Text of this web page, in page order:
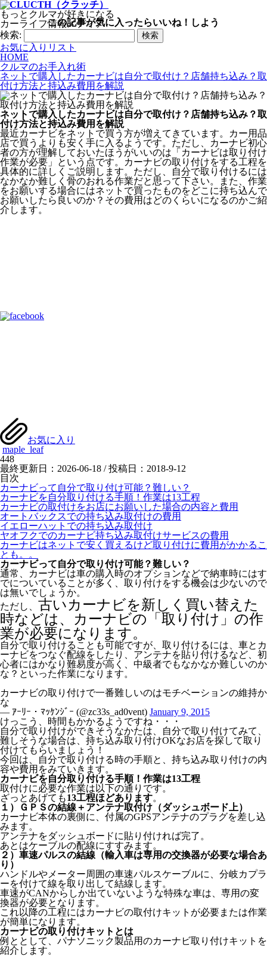
もっとクルマが好きになる
カーライフ情報メディア
検索:
お気に入りリスト
HOME
クルマのお手入れ術
ネットで購入したカーナビは自分で取付け？店舗持ち込み？取
付け方法と持込み費用を解説
ネットで購入したカーナビは自分で取付け？店舗持ち込み？取
付け方法と持込み費用を解説
最近カーナビをネットで買う方が増えてきています。カー用品
店で買うよりも安く手に入るようです。ただし、カーナビ初心
者の方が理解しておいたほうがいいのは「カーナビは取り付け
作業が必要」という点です。カーナビの取り付けをする工程を
具体的に詳しくご説明します。ただし、自分で取り付けるには
なかなか難しく骨のおれる作業だと思って下さい。また、作業
をお願いする場合にはネットで買ったものをどこに持ち込んで
お願いしたら良いのか？その費用はどのくらいになるのかご紹
介します。
お気に入り
maple_leaf
448
最終更新日：2026-06-18 / 投稿日： 2018-9-12
目次
カーナビって自分で取り付け可能？難しい？
カーナビを自分取り付ける手順！作業は13工程
カーナビの取付けをお店にお願いした場合の内容と費用
オートバックスでの持ち込み取付けの費用
イエローハットでの持ち込み取付け
ヤオフクでのカーナビ持ち込み取付けサービスの費用
カーナビはネットで安く買えるけど取り付けに費用がかかるこ
とも。。
カーナビって自分で取り付け可能？難しい？
通常、カーナビは車の購入時のオプションなどで納車時にはす
でについていることが多く、取り付けをする機会は少ないので
は無いでしょうか。
ただし、 古いカーナビを新しく買い替えた
時などは、カーナビの「取り付け」の作
業が必要になります。
自分で取り付けることも可能ですが、取り付けるには、車とカ
ーナビをつなぐ配線をしたり、アンテナを貼り付けるなど、初
心者にはかなり難易度が高く、中級者でもなかなか難しいのか
な？といった作業になります。
カーナビの取り付けで一番難しいのはモチベーションの維持か
な
— ｱｰﾘｰ・ﾏｯｹﾝｼﾞｰ (@zc33s_ad0vent) January 9, 2015
けっこう、時間もかかるようですね・・・
自分で取り付けができそうなかたは、自分で取り付けてみて、
難しそうな場合は、持ち込み取り付けOKなお店を探して取り
付けてもらいましょう！
今回は、自分で取り付ける時の手順と、持ち込み取り付けの内
容や費用をみていきます。
カーナビを自分取り付ける手順！作業は13工程
取付けに必要な作業は以下の通りです。
ざっとあげても13工程ほどあります。
１）ＧＰＳの結線＋アンテナ取付け（ダッシュボード上）
カーナビ本体の裏側に、付属のGPSアンテナのプラグを差し込
みます。
アンテナをダッシュボードに貼り付ければ完了。
あとはケーブルの配線にすすみます。
２）車速パルスの結線（輸入車は専用の交換器が必要な場合あ
り）
ハンドルやメーター周囲の車速パルスケーブルに、分岐カプラ
ーを付けて線を取り出して結線します。
車速がCANからしか出ていないような特殊な車は、専用の変
換器が必要となります。
これ以降の工程にはカーナビの取付けキットが必要または作業
が簡単になります。
カーナビの取り付けキットとは
例ととして、パナソニック製品用のカーナビ取り付けキットを
紹介します。
この記事が気に入ったらいいね！しよう